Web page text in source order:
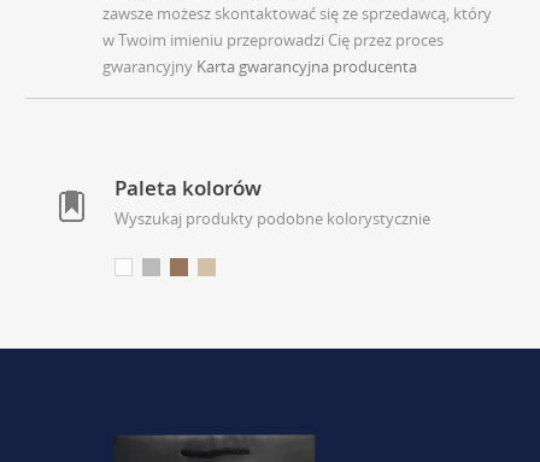
zawsze możesz skontaktować się ze sprzedawcą, który
w Twoim imieniu przeprowadzi Cię przez proces
gwarancyjny Karta gwarancyjna producenta
Paleta kolorów
Wyszukaj produkty podobne kolorystycznie